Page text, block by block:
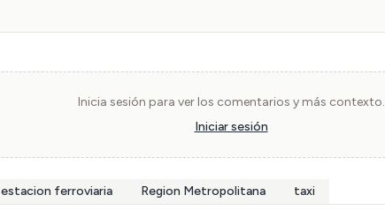
Inicia sesión para ver los comentarios y más contexto.
Iniciar sesión
estacion ferroviaria Region Metropolitana taxi